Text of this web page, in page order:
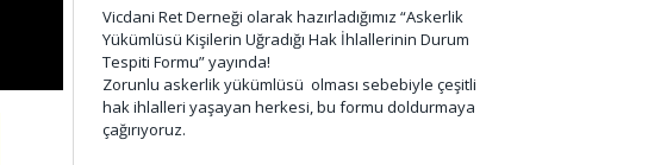
Vicdani Ret Derneği olarak hazırladığımız “Askerlik
Yükümlüsü Kişilerin Uğradığı Hak İhlallerinin Durum
Tespiti Formu” yayında!
Zorunlu askerlik yükümlüsü olması sebebiyle çeşitli
hak ihlalleri yaşayan herkesi, bu formu doldurmaya
çağırıyoruz.